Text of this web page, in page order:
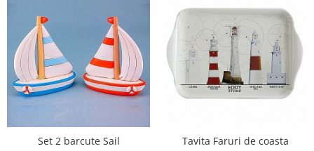
Set 2 barcute Sail Tavita Faruri de coasta